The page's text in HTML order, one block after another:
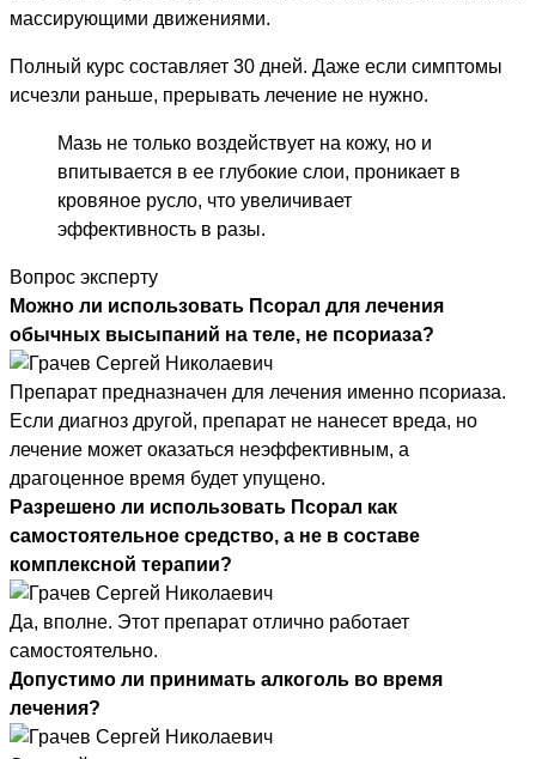
массирующими движениями.
Полный курс составляет 30 дней. Даже если симптомы
исчезли раньше, прерывать лечение не нужно.
Мазь не только воздействует на кожу, но и
впитывается в ее глубокие слои, проникает в
кровяное русло, что увеличивает
эффективность в разы.
Вопрос эксперту
Можно ли использовать Псорал для лечения
обычных высыпаний на теле, не псориаза?
Препарат предназначен для лечения именно псориаза.
Если диагноз другой, препарат не нанесет вреда, но
лечение может оказаться неэффективным, а
драгоценное время будет упущено.
Разрешено ли использовать Псорал как
самостоятельное средство, а не в составе
комплексной терапии?
Да, вполне. Этот препарат отлично работает
самостоятельно.
Допустимо ли принимать алкоголь во время
лечения?